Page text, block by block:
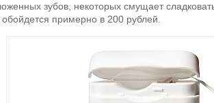
зубов, некоторых смущает
примерно в 200 рублей.